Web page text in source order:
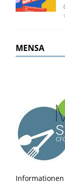
MENSA